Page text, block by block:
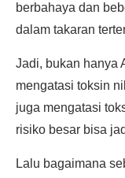
berbahaya dan
dalam takaran
Jadi, bukan hanya
mengatasi toksin
juga mengatasi
risiko besar bisa
Lalu bagaimana